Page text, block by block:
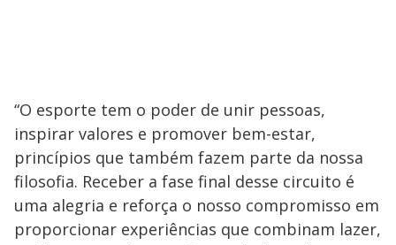
“O esporte tem o poder de unir pessoas,
inspirar valores e promover bem-estar,
princípios que também fazem parte da nossa
filosofia. Receber a fase final desse circuito é
uma alegria e reforça o nosso compromisso em
proporcionar experiências que combinam lazer,